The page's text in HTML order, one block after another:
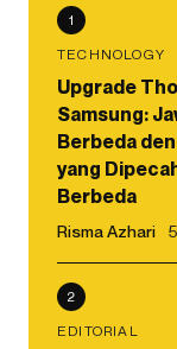
1
TECHNOLOGY
Upgrade
Samsung:
Berbeda
yang
Berbeda
Risma Azhari
2
EDITORIAL